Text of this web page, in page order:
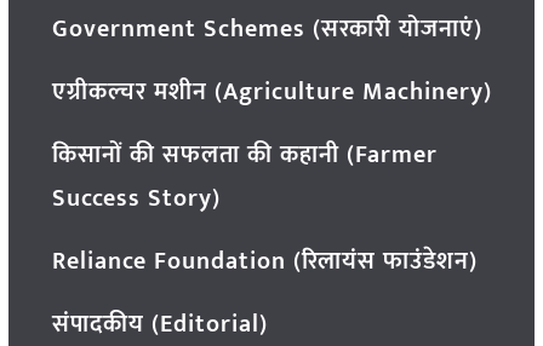
Government Schemes (सरकारी योजनाएं)
एग्रीकल्चर मशीन (Agriculture Machinery)
किसानों की सफलता की कहानी (Farmer
Success Story)
Reliance Foundation (रिलायंस फाउंडेशन)
संपादकीय (Editorial)